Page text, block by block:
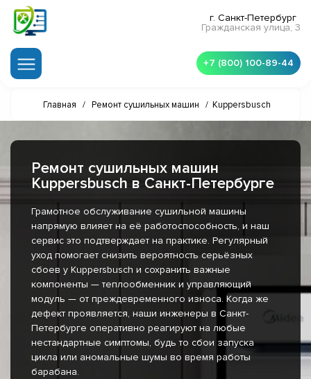
г. Санкт-Петербург
Гражданская улица, 3
+7 (800) 100-89-44
Главная / Ремонт сушильных машин / Kuppersbusch
Ремонт сушильных машин
Kuppersbusch в Санкт-Петербурге
Грамотное обслуживание сушильной машины
напрямую влияет на её работоспособность, и наш
сервис это подтверждает на практике. Регулярный
уход помогает снизить вероятность серьёзных
сбоев у Kuppersbusch и сохранить важные
компоненты — теплообменник и управляющий
модуль — от преждевременного износа. Когда же
дефект проявляется, наши инженеры в Санкт-
Петербурге оперативно реагируют на любые
нестандартные симптомы, будь то сбои запуска
цикла или аномальные шумы во время работы
барабана.